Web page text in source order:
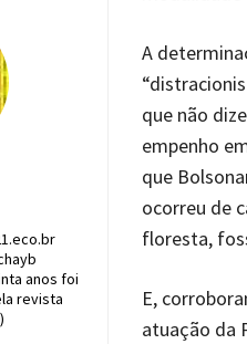
anos foi
revista
A
que não
empenho
que
ocorreu de
floresta,
E,
atuação da